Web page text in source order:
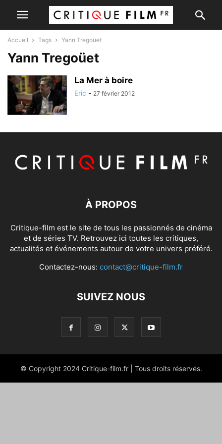
Accueil Tags Yann Tregoüet
Yann Tregoüet
La Mer à boire
Eric - 27 février 2012
À PROPOS
Critique-film est le site de tous les passionnés de cinéma
et de séries TV. Retrouvez ici toutes les critiques,
actualités et événements autour de votre univers préféré.
Contactez-nous: contact@critique-film.fr
SUIVEZ NOUS
© Copyright 2024 Critique-film.fr | Tous droits réservés.